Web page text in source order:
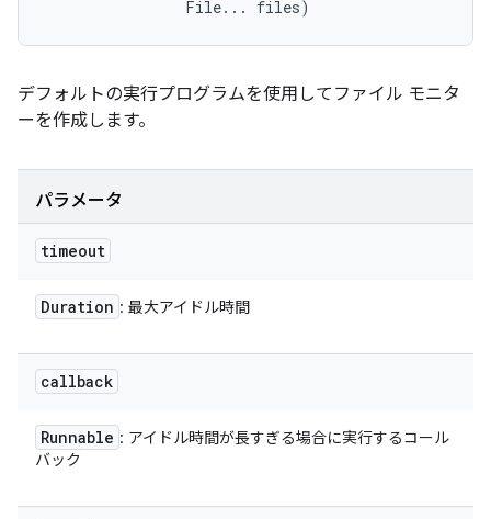
                File... files)
デフォルトの実行プログラムを使用してファイル モニタ
ーを作成します。
パラメータ
timeout
Duration : 最大アイドル時間
callback
Runnable : アイドル時間が長すぎる場合に実行するコール
バック